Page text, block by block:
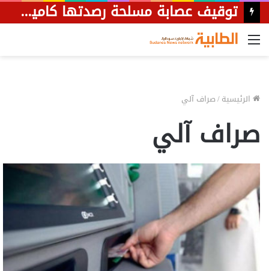
توقيف عصابة مسلحة رصدتها كاميرا مراقبة خلال نهب مواطن بأم درمان
القائمة
الرئيسية/صراف آلي
صراف آلي